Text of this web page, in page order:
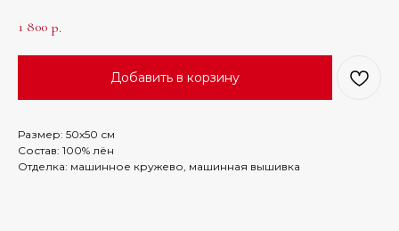
1 800 р.
Добавить в корзину
Размер: 50х50 см
Состав: 100% лён
Отделка: машинное кружево, машинная вышивка